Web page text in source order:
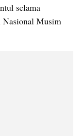
selama
Musim